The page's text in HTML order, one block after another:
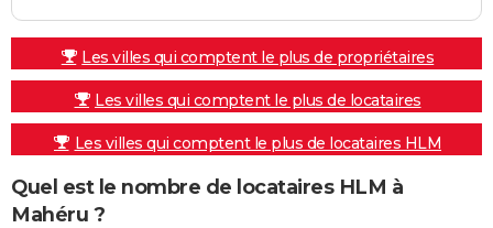
Les villes qui comptent le plus de propriétaires
Les villes qui comptent le plus de locataires
Les villes qui comptent le plus de locataires HLM
Quel est le nombre de locataires HLM à
Mahéru ?